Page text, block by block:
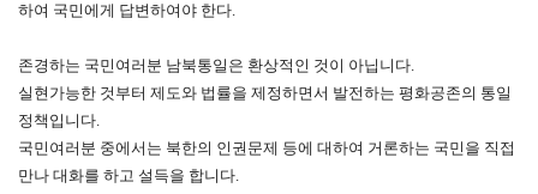
하여 국민에게 답변하여야 한다.
존경하는 국민여러분 남북통일은 환상적인 것이 아닙니다.
실현가능한 것부터 제도와 법률을 제정하면서 발전하는 평화공존의 통일
정책입니다.
국민여러분 중에서는 북한의 인권문제 등에 대하여 거론하는 국민을 직접
만나 대화를 하고 설득을 합니다.